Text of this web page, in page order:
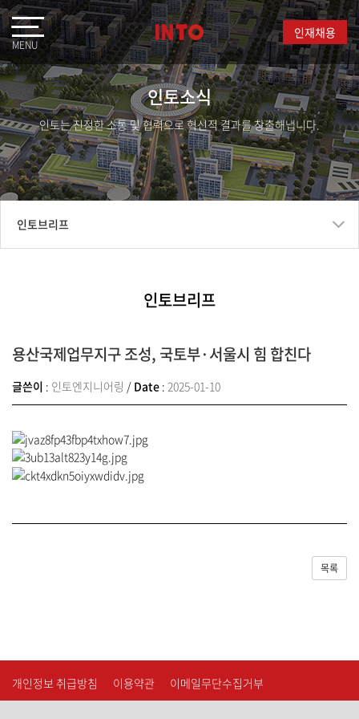
인재채용
인토소식
인토는 진정한 소통 및 협력으로 혁신적 결과를 창출해냅니다.
인토브리프
인토브리프
용산국제업무지구 조성, 국토부·서울시 힘 합친다
글쓴이 : 인토엔지니어링 / Date : 2025-01-10
목록
개인정보 취급방침 이용약관 이메일무단수집거부